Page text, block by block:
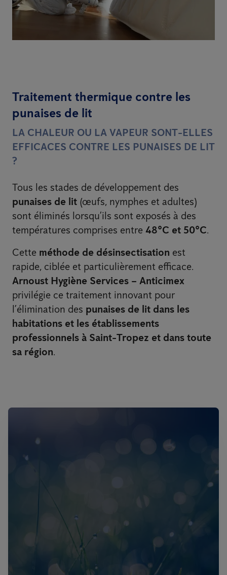
Traitement thermique contre les
punaises de lit
LA CHALEUR OU LA VAPEUR SONT-ELLES
EFFICACES CONTRE LES PUNAISES DE LIT
?
Tous les stades de développement des
punaises de lit (œufs, nymphes et adultes)
sont éliminés lorsqu’ils sont exposés à des
températures comprises entre 48°C et 50°C.
Cette méthode de désinsectisation est
rapide, ciblée et particulièrement efficace.
Arnoust Hygiène Services – Anticimex
privilégie ce traitement innovant pour
l’élimination des punaises de lit dans les
habitations et les établissements
professionnels à Saint-Tropez et dans toute
sa région.